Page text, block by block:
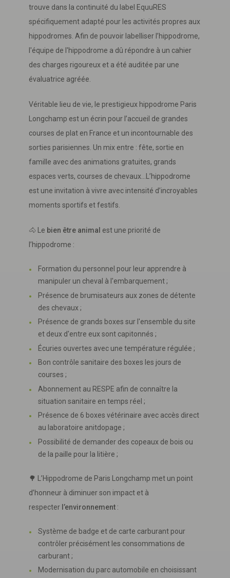
trouve dans la continuité du label EquuRES
spécifiquement adapté pour les activités propres aux
hippodromes. Afin de pouvoir labelliser l’hippodrome,
l'équipe de l'hippodrome a dû répondre à un cahier
des charges rigoureux et a été auditée par une
évaluatrice agréée.
Véritable lieu de vie, le prestigieux hippodrome Paris
Longchamp est un écrin pour l’accueil de grandes
courses de plat en France et un incontournable des
sorties parisiennes. Un mix entre : fête, sortie en
famille avec des animations gratuites, grands
espaces verts, courses de chevaux…L’hippodrome
est une invitation à vivre avec intensité d’incroyables
moments sportifs et festifs.
🐴 Le bien être animal est une priorité de
l’hippodrome :
Formation du personnel pour leur apprendre à
manipuler un cheval à l'embarquement ;
Présence de brumisateurs aux zones de détente
des chevaux ;
Présence de grands boxes sur l'ensemble du site
et deux d'entre eux sont capitonnés ;
Écuries ouvertes avec une température régulée ;
Bon contrôle sanitaire des boxes les jours de
courses ;
Abonnement au RESPE afin de connaître la
situation sanitaire en temps réel ;
Présence de 6 boxes vétérinaire avec accès direct
au laboratoire anitdopage ;
Possibilité de demander des copeaux de bois ou
de la paille pour la litière ;
🌳 L’Hippodrome de Paris Longchamp met un point
d’honneur à diminuer son impact et à
respecter l’environnement :
Système de badge et de carte carburant pour
contrôler précisément les consommations de
carburant ;
Modernisation du parc automobile en choisissant